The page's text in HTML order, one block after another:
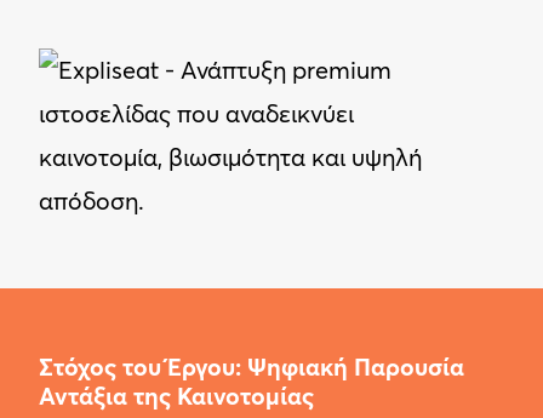
Στόχος του Έργου: Ψηφιακή Παρουσία
Αντάξια της Καινοτομίας